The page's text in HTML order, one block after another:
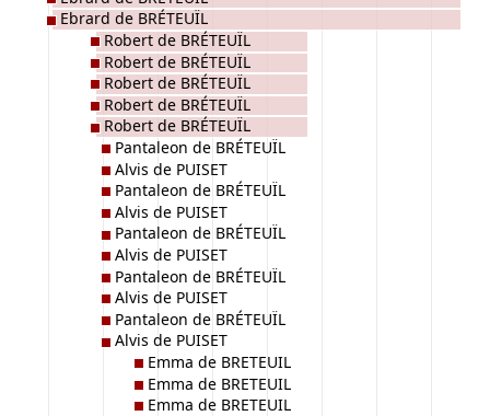
Ebrard de BRÉTEUÏL
Robert de BRÉTEUÏL
Robert de BRÉTEUÏL
Robert de BRÉTEUÏL
Robert de BRÉTEUÏL
Robert de BRÉTEUÏL
Pantaleon de BRÉTEUÏL
Alvis de PUISET
Pantaleon de BRÉTEUÏL
Alvis de PUISET
Pantaleon de BRÉTEUÏL
Alvis de PUISET
Pantaleon de BRÉTEUÏL
Alvis de PUISET
Pantaleon de BRÉTEUÏL
Alvis de PUISET
Emma de BRETEUIL
Emma de BRETEUIL
Emma de BRETEUIL